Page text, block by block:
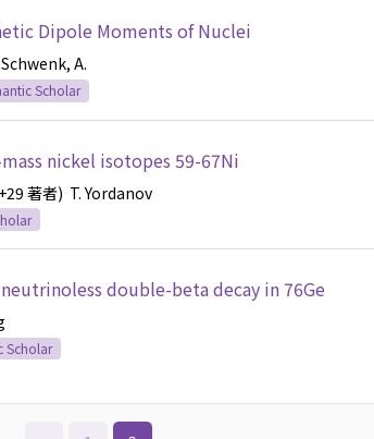
Dipole Moments of Nuclei
Schwenk, A.
Scholar
nickel isotopes 59-67Ni
著者) T. Yordanov
double-beta decay in 76Ge
Scholar